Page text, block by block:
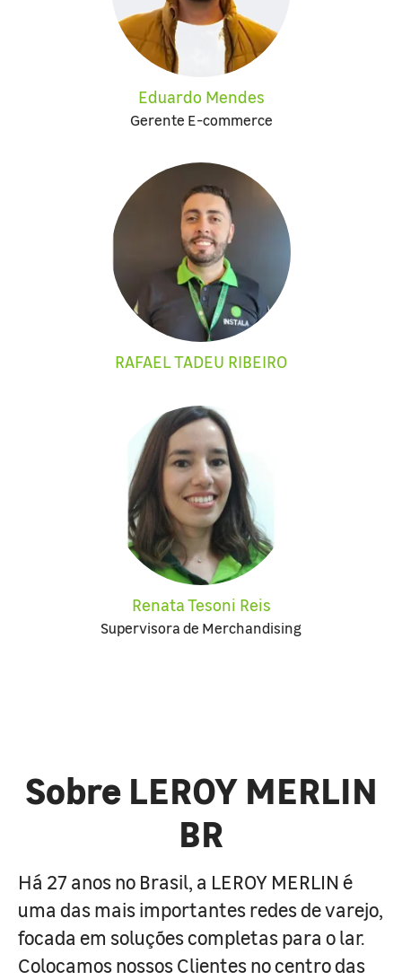
Eduardo Mendes
Gerente E-commerce
RAFAEL TADEU RIBEIRO
Renata Tesoni Reis
Supervisora de Merchandising
Sobre LEROY MERLIN
BR
Há 27 anos no Brasil, a LEROY MERLIN é
uma das mais importantes redes de varejo,
focada em soluções completas para o lar.
Colocamos nossos Clientes no centro das